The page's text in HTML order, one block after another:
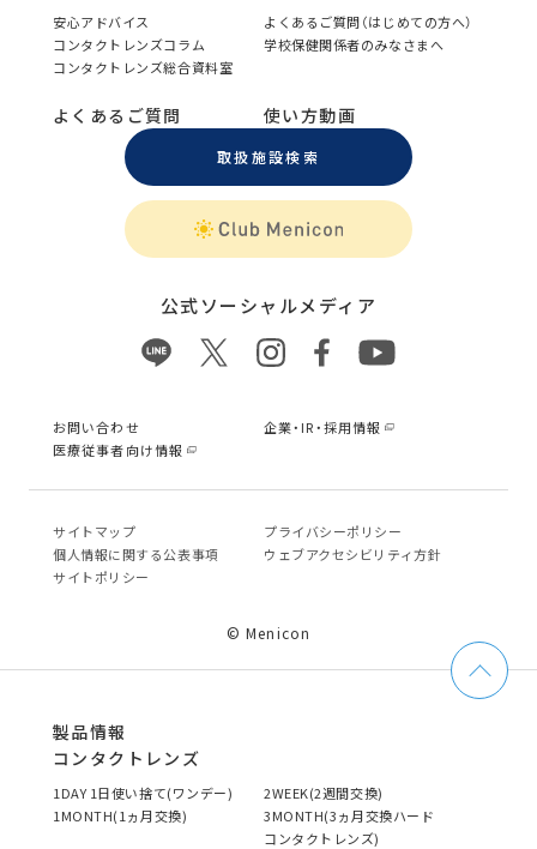
安心アドバイス
よくあるご質問（はじめての方へ）
コンタクトレンズコラム
学校保健関係者のみなさまへ
コンタクトレンズ総合資料室
よくあるご質問 使い方動画
取扱施設検索
公式ソーシャルメディア
お問い合わせ
企業・IR・採用情報
医療従事者向け情報
サイトマップ
プライバシーポリシー
個⼈情報に関する公表事項
ウェブアクセシビリティ方針
サイトポリシー
© Menicon
製品情報
コンタクトレンズ
1DAY 1日使い捨て(ワンデー)
2WEEK(2週間交換)
1MONTH(1ヵ月交換)
3MONTH(3ヵ月交換ハード
コンタクトレンズ)